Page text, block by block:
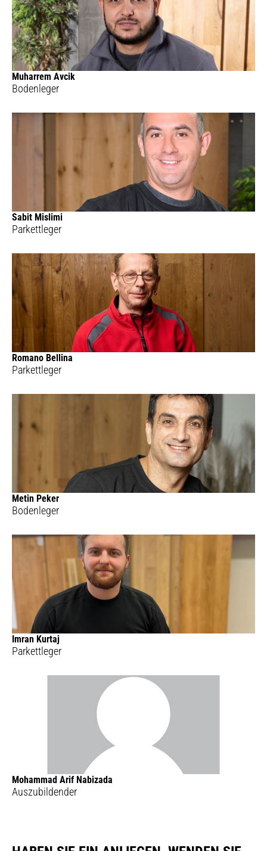
Muharrem Avcik
Bodenleger
Sabit Mislimi
Parkettleger
Romano Bellina
Parkettleger
Metin Peker
Bodenleger
Imran Kurtaj
Parkettleger
Mohammad Arif Nabizada
Auszubildender